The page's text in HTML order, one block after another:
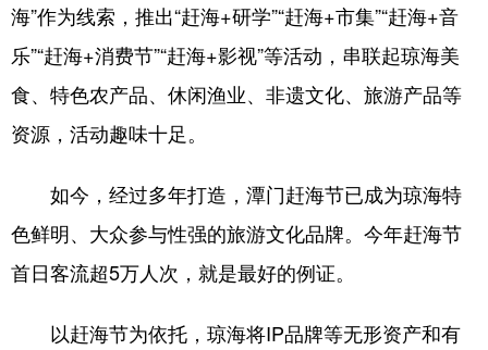
海”作为线索，推出“赶海+研学”“赶海+市集”“赶海+音
乐”“赶海+消费节”“赶海+影视”等活动，串联起琼海美
食、特色农产品、休闲渔业、非遗文化、旅游产品等
资源，活动趣味十足。
如今，经过多年打造，潭门赶海节已成为琼海特
色鲜明、大众参与性强的旅游文化品牌。今年赶海节
首日客流超5万人次，就是最好的例证。
以赶海节为依托，琼海将IP品牌等无形资产和有